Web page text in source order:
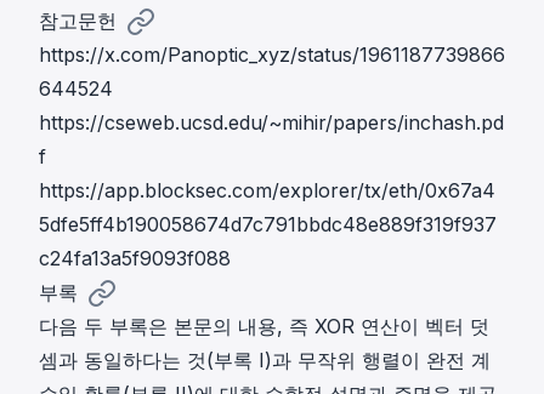
}
참고문헌
https://x.com/Panoptic_xyz/status/1961187739866
644524
https://cseweb.ucsd.edu/~mihir/papers/inchash.pd
f
https://app.blocksec.com/explorer/tx/eth/0x67a4
5dfe5ff4b190058674d7c791bbdc48e889f319f937
c24fa13a5f9093f088
부록
다음 두 부록은 본문의 내용, 즉 XOR 연산이 벡터 덧
셈과 동일하다는 것(부록 I)과 무작위 행렬이 완전 계